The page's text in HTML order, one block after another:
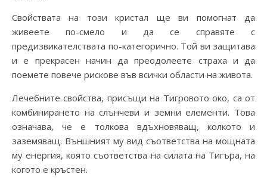
Свойствата на този кристал ще ви помогнат да
живеете по-смело и да се справяте с
предизвикателствата по-категорично. Той ви защитава
и е прекрасен начин да преодолеете страха и да
поемете повече рискове във всички области на живота.
Лечебните свойства, присъщи на Тигровото око, са от
комбинирането на слънчеви и земни елементи. Това
означава, че е толкова вдъхновяващ, колкото и
заземяващ. Външният му вид съответства на мощната
му енергия, която съответства на силата на Тигъра, на
когото е кръстен.